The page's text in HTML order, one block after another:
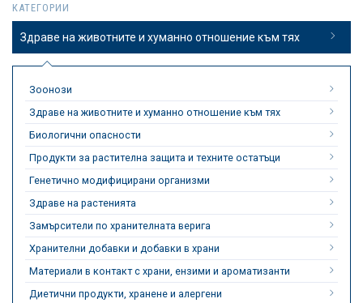
КАТЕГОРИИ
Здраве на животните и хуманно отношение към тях
Зоонози
Здраве на животните и хуманно отношение към тях
Биологични опасности
Продукти за растителна защита и техните остатъци
Генетично модифицирани организми
Здраве на растенията
Замърсители по хранителната верига
Хранителни добавки и добавки в храни
Материали в контакт с храни, ензими и ароматизанти
Диетични продукти, хранене и алергени